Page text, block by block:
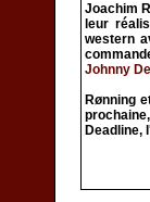
Joachim
leur
western
Johnny
Rønning
Deadline,